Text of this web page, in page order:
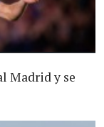
Madrid y se